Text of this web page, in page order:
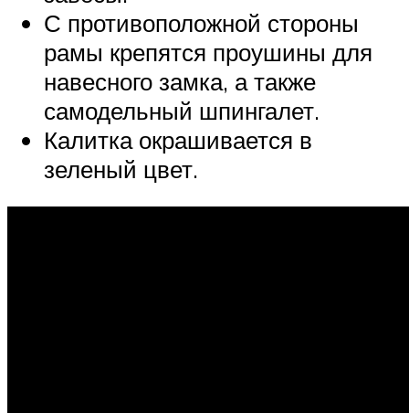
С противоположной стороны
рамы крепятся проушины для
навесного замка, а также
самодельный шпингалет.
Калитка окрашивается в
зеленый цвет.